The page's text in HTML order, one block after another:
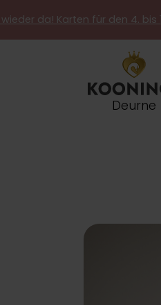
da! Karten für den 4.
Deurne